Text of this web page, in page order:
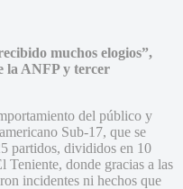
muchos elogios”,
la ANFP y tercer
del público y
Sub-17, que se
partidos, divididos en 10
Teniente, donde gracias a las
incidentes ni hechos que